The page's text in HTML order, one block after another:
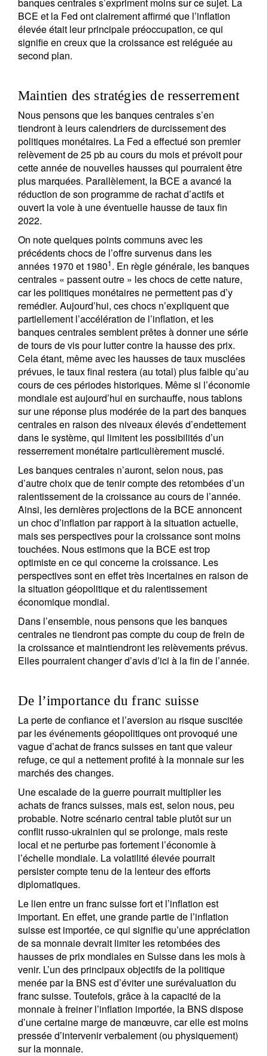
BCE et la Fed ont clairement affirmé que l’inflation
élevée était leur principale préoccupation, ce qui
signifie en creux que la croissance est reléguée au
second plan.
Maintien des stratégies de resserrement
Nous pensons que les banques centrales s’en
tiendront à leurs calendriers de durcissement des
politiques monétaires. La Fed a effectué son premier
relèvement de 25 pb au cours du mois et prévoit pour
cette année de nouvelles hausses qui pourraient être
plus marquées. Parallèlement, la BCE a avancé la
réduction de son programme de rachat d’actifs et
ouvert la voie à une éventuelle hausse de taux fin
2022.
On note quelques points communs avec les
précédents chocs de l’offre survenus dans les
années 1970 et 19801. En règle générale, les banques
centrales « passent outre » les chocs de cette nature,
car les politiques monétaires ne permettent pas d’y
remédier. Aujourd’hui, ces chocs n’expliquent que
partiellement l’accélération de l’inflation, et les
banques centrales semblent prêtes à donner une série
de tours de vis pour lutter contre la hausse des prix.
Cela étant, même avec les hausses de taux musclées
prévues, le taux final restera (au total) plus faible qu’au
cours de ces périodes historiques. Même si l’économie
mondiale est aujourd’hui en surchauffe, nous tablons
sur une réponse plus modérée de la part des banques
centrales en raison des niveaux élevés d’endettement
dans le système, qui limitent les possibilités d’un
resserrement monétaire particulièrement musclé.
Les banques centrales n’auront, selon nous, pas
d’autre choix que de tenir compte des retombées d’un
ralentissement de la croissance au cours de l’année.
Ainsi, les dernières projections de la BCE annoncent
un choc d’inflation par rapport à la situation actuelle,
mais ses perspectives pour la croissance sont moins
touchées. Nous estimons que la BCE est trop
optimiste en ce qui concerne la croissance. Les
perspectives sont en effet très incertaines en raison de
la situation géopolitique et du ralentissement
économique mondial.
Dans l’ensemble, nous pensons que les banques
centrales ne tiendront pas compte du coup de frein de
la croissance et maintiendront les relèvements prévus.
Elles pourraient changer d’avis d’ici à la fin de l’année.
De l’importance du franc suisse
La perte de confiance et l’aversion au risque suscitée
par les événements géopolitiques ont provoqué une
vague d’achat de francs suisses en tant que valeur
refuge, ce qui a nettement profité à la monnaie sur les
marchés des changes.
Une escalade de la guerre pourrait multiplier les
achats de francs suisses, mais est, selon nous, peu
probable. Notre scénario central table plutôt sur un
conflit russo-ukrainien qui se prolonge, mais reste
local et ne perturbe pas fortement l’économie à
l’échelle mondiale. La volatilité élevée pourrait
persister compte tenu de la lenteur des efforts
diplomatiques.
Le lien entre un franc suisse fort et l’inflation est
important. En effet, une grande partie de l’inflation
suisse est importée, ce qui signifie qu’une appréciation
de sa monnaie devrait limiter les retombées des
hausses de prix mondiales en Suisse dans les mois à
venir. L’un des principaux objectifs de la politique
menée par la BNS est d’éviter une surévaluation du
franc suisse. Toutefois, grâce à la capacité de la
monnaie à freiner l’inflation importée, la BNS dispose
d’une certaine marge de manœuvre, car elle est moins
pressée d’intervenir verbalement (ou physiquement)
sur la monnaie.